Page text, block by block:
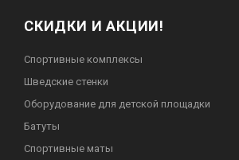
СКИДКИ И АКЦИИ!
Спортивные комплексы
Шведские стенки
Оборудование для детской площадки
Батуты
Спортивные маты